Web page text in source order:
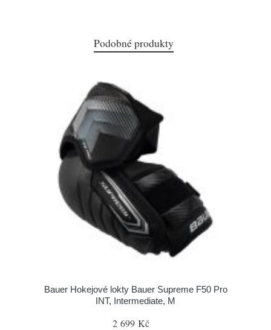
Podobné produkty
Bauer Hokejové lokty Bauer Supreme F50 Pro
INT, Intermediate, M
2 699 Kč